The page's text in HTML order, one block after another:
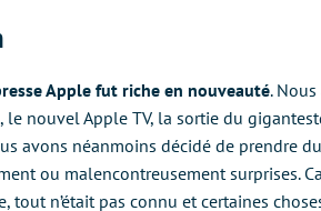
Apple fut riche en nouveauté.
le nouvel Apple TV, la sortie du
avons néanmoins décidé de prendre
ou malencontreusement surprises.
tout n’était pas connu et certaines